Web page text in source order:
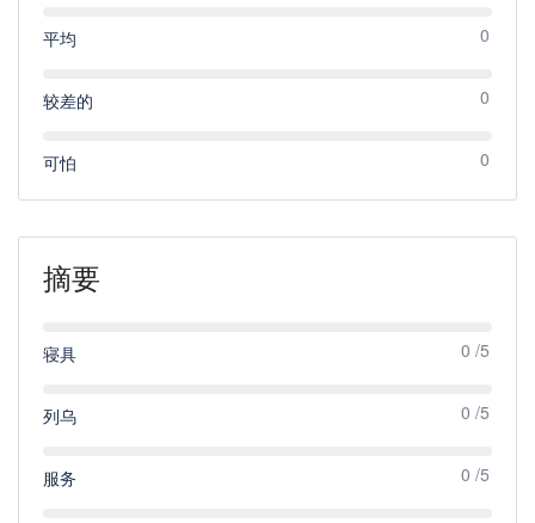
平均 0
较差的 0
可怕 0
摘要
寝具 0 /5
列乌 0 /5
服务 0 /5